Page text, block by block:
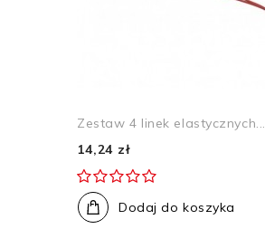
Zestaw 4 linek elastycznych...
14,24 zł
Dodaj do koszyka